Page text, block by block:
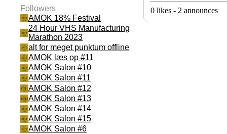
Followers
AMOK 18% Festival
24 Hour VHS Manufacturing
Marathon 2023
alt for meget punktum offline
AMOK læs op #11
AMOK Salon #10
AMOK Salon #11
AMOK Salon #12
AMOK Salon #13
AMOK Salon #14
AMOK Salon #15
AMOK Salon #6
0 likes - 2 announces